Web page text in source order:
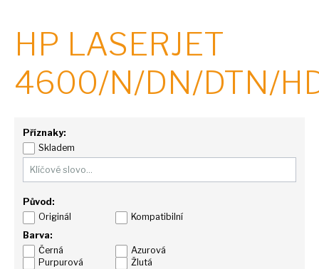
HP LASERJET
4600/N/DN/DTN/
Příznaky:
Skladem
Původ:
Originál
Kompatibilní
Barva:
Černá
Azurová
Purpurová
Žlutá